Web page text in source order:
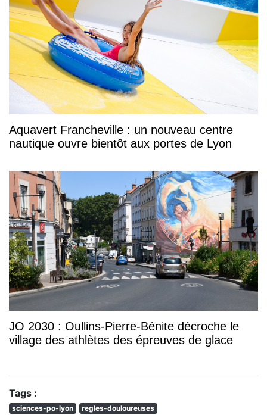
Aquavert Francheville : un nouveau centre
nautique ouvre bientôt aux portes de Lyon
JO 2030 : Oullins-Pierre-Bénite décroche le
village des athlètes des épreuves de glace
Tags :
sciences-po-lyon regles-douloureuses